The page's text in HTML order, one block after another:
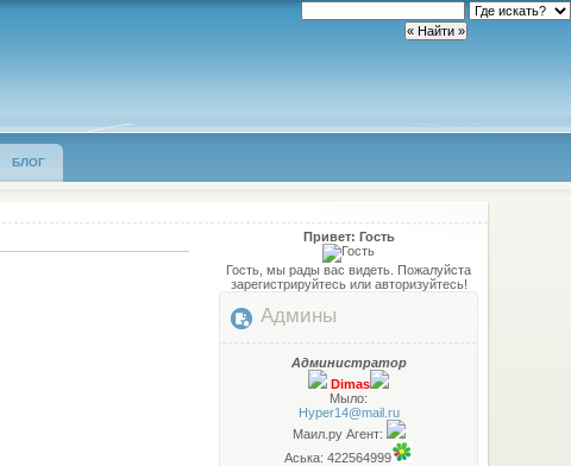
БЛОГ
Привет: Гость
Гость, мы рады вас видеть. Пожалуйста
зарегистрируйтесь или авторизуйтесь!
Админы
Администратор
Dimas
Мыло:
Hyper14@mail.ru
Маил.ру Агент:
Аська: 422564999